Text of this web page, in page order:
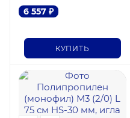
6 557 ₽
КУПИТЬ